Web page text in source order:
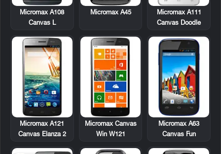
Micromax A111
Canvas Doodle
Micromax A45
Micromax A108
Canvas L
Micromax A63
Canvas Fun
Micromax Canvas
Win W121
Micromax A121
Canvas Elanza 2